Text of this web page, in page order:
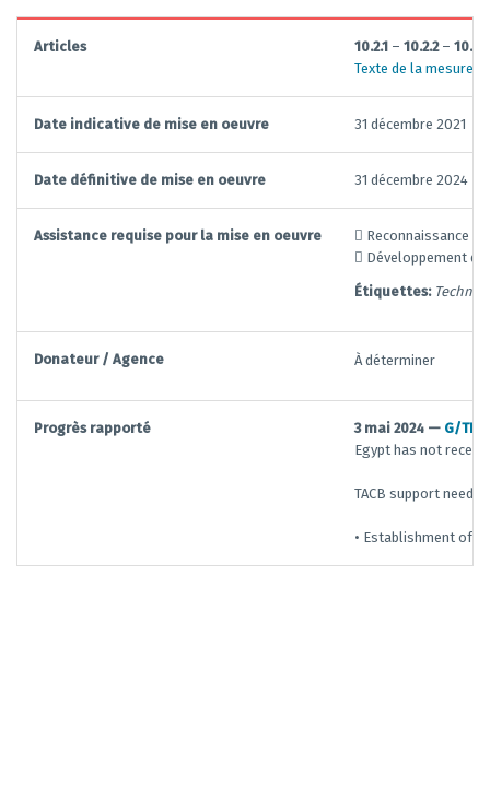
Articles 10.2.1 – 10.2.2– 10.2.3
Texte de la mesure
Date indicative de mise en oeuvre 31 décembre 2021
Date définitive de mise en oeuvre 31 décembre 2024
Assistance requise pour la mise en oeuvre
 Reconnaissance
 Développement
Étiquettes:
Donateur / Agence À déterminer
Progrès rapporté 3 mai 2024 — G/
Egypt has not
TACB support needs
• Establishment of